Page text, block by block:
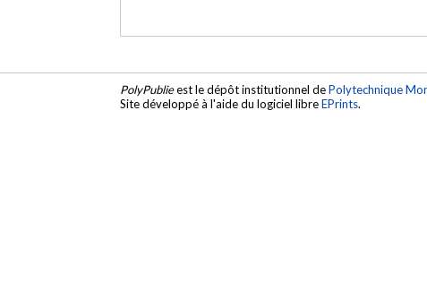
PolyPublieest le dépôt institutionnel dePolytechnique
Site développé à l'aide du logiciel libreEPrints.